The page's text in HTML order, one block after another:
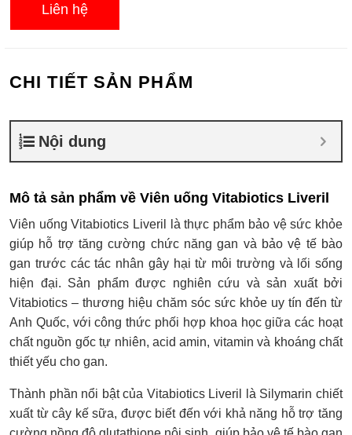
Liên hệ
CHI TIẾT SẢN PHẨM
Nội dung
Mô tả sản phẩm về Viên uống Vitabiotics Liveril
Viên uống Vitabiotics Liveril là thực phẩm bảo vệ sức khỏe
giúp hỗ trợ tăng cường chức năng gan và bảo vệ tế bào
gan trước các tác nhân gây hại từ môi trường và lối sống
hiện đại. Sản phẩm được nghiên cứu và sản xuất bởi
Vitabiotics – thương hiệu chăm sóc sức khỏe uy tín đến từ
Anh Quốc, với công thức phối hợp khoa học giữa các hoạt
chất nguồn gốc tự nhiên, acid amin, vitamin và khoáng chất
thiết yếu cho gan.
Thành phần nổi bật của Vitabiotics Liveril là Silymarin chiết
xuất từ cây kế sữa, được biết đến với khả năng hỗ trợ tăng